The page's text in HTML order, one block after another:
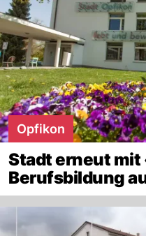
Opfikon
Stadt erneut
Berufsbildung